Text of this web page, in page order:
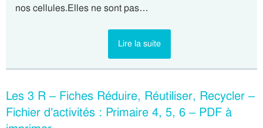
nos cellules.Elles ne sont pas…
Lire la suite
Les 3 R – Fiches Réduire, Réutiliser, Recycler –
Fichier d’activités : Primaire 4, 5, 6 – PDF à